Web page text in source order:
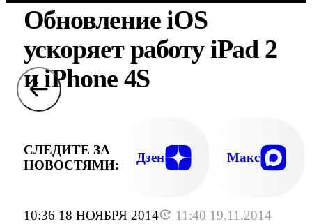
10:36 18 НОЯБРЯ 2014
11:40 19.11.2014
Обновление iOS
ускоряет работу iPad 2
и iPhone 4S
СЛЕДИТЕ ЗА
НОВОСТЯМИ:
Дзен Макс